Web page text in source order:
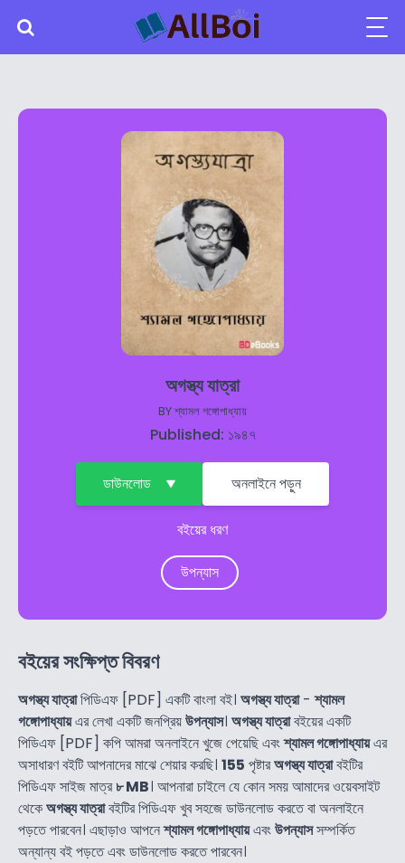
অগস্ত্য যাত্রা
BYশ্যামল গঙ্গোপাধ্যায়
Published: ১৯৪৭
ডাউনলোড অনলাইনে পড়ুন
বইয়ের ধরণ
উপন্যাস
বইয়ের সংক্ষিপ্ত বিবরণ
অগস্ত্য যাত্রাপিডিএফ [PDF] একটি বাংলা বই। অগস্ত্য যাত্রা-শ্যামল
গঙ্গোপাধ্যায়এর লেখা একটি জনপ্রিয়উপন্যাস। অগস্ত্য যাত্রাবইয়ের একটি
পিডিএফ [PDF] কপি আমরা অনলাইনে খুজে পেয়েছি এবংশ্যামল গঙ্গোপাধ্যায়এর
অসাধারণ বইটি আপনাদের মাঝে শেয়ার করছি। 155 পৃষ্টারঅগস্ত্য যাত্রাবইটির
পিডিএফ সাইজ মাত্র৮ MB। আপনারা চাইলে যে কোন সময় আমাদের ওয়েবসাইট
থেকেঅগস্ত্য যাত্রাবইটির পিডিএফ খুব সহজে ডাউনলোড করতে বা অনলাইনে
পড়তে পারবেন। এছাড়াও আপনেশ্যামল গঙ্গোপাধ্যায়এবংউপন্যাসসম্পর্কিত
অন্যান্য বই পড়তে এবং ডাউনলোড করতে পারবেন।